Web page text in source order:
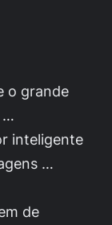
o grande
…
inteligente
…
de